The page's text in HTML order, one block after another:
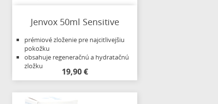
Jenvox 50ml Sensitive
prémiové zloženie pre najcitlivejšiu
pokožku
obsahuje regeneračnú a hydratačnú
zložku
19,90 €